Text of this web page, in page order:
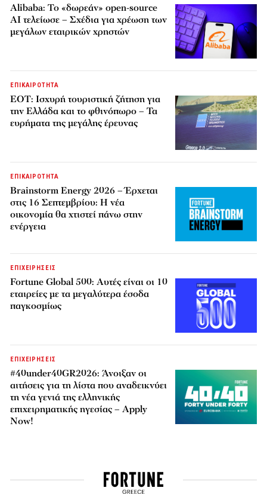
Alibaba: Το «δωρεάν» open-source
AI τελείωσε – Σχέδια για χρέωση των
μεγάλων εταιρικών χρηστών
ΕΠΙΚΑΙΡΟΤΗΤΑ
ΕΟΤ: Ισχυρή τουριστική ζήτηση για
την Ελλάδα και το φθινόπωρο – Τα
ευρήματα της μεγάλης έρευνας
ΕΠΙΚΑΙΡΟΤΗΤΑ
Brainstorm Energy 2026 – Έρχεται
στις 16 Σεπτεμβρίου: Η νέα
οικονομία θα χτιστεί πάνω στην
ενέργεια
ΕΠΙΧΕΙΡΗΣΕΙΣ
Fortune Global 500: Αυτές είναι οι 10
εταιρείες με τα μεγαλύτερα έσοδα
παγκοσμίως
ΕΠΙΧΕΙΡΗΣΕΙΣ
#40under40GR2026: Άνοιξαν οι
αιτήσεις για τη λίστα που αναδεικνύει
τη νέα γενιά της ελληνικής
επιχειρηματικής ηγεσίας – Apply
Now!